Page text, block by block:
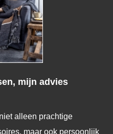
mijn advies
alleen prachtige
maar ook persoonlijk